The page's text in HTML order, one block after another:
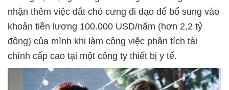
nhận thêm việc dắt chó cưng đi dạo để bổ sung vào
khoản tiền lương 100.000 USD/năm (hơn 2,2 tỷ
đồng) của mình khi làm công việc phân tích tài
chính cấp cao tại một công ty thiết bị y tế.